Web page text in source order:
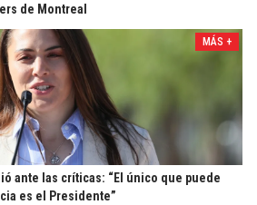
de Montreal
MÁS +
ante las críticas: “El único que puede
es el Presidente”